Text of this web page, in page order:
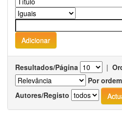
Resultados/Página |
Por ordem
Autores/Registo